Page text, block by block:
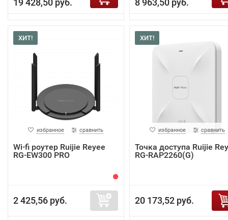
19 428,50 руб. 8 963,50 руб.
ХИТ!
избранное сравнить
Wi-fi роутер Ruijie Reyee
RG-EW300 PRO
2 425,56 руб.
ХИТ!
избранное сравнить
Точка доступа Ruijie
RG-RAP2260(G)
20 173,52 руб.